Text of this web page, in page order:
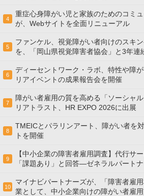
4
重症心身障がい児と家族のためのコミュ
が、Webサイトを全面リニューアル
5
ファンケル、視覚障がい者向けのスキ
を、「岡山県視覚障害者協会」と3年連
6
ディーセントワーク・ラボ、特性や障
リアイベントの成果報告会を開催
7
障がい者雇用の質を高める「ソーシャ
リアトラスト、HR EXPO 2026に出展
8
TMEICとパラリンアート、障がい者を
トを開催
9
【中小企業の障害者雇用調査】代行サ
「課題あり」と回答―ゼネラルパート
10
マイナビパートナーズが、「障害者雇
業として、中小企業向けの障がい者雇